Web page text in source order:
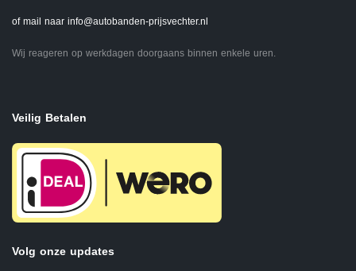
of mail naar info@autobanden-prijsvechter.nl
Wij reageren op werkdagen doorgaans binnen enkele uren.
Veilig Betalen
Volg onze updates